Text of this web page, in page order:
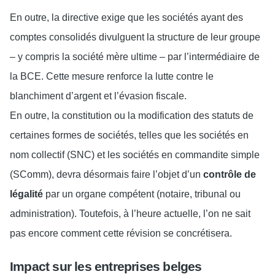
En outre, la directive exige que les sociétés ayant des
comptes consolidés divulguent la structure de leur groupe
– y compris la société mère ultime – par l’intermédiaire de
la BCE. Cette mesure renforce la lutte contre le
blanchiment d’argent et l’évasion fiscale.
En outre, la constitution ou la modification des statuts de
certaines formes de sociétés, telles que les sociétés en
nom collectif (SNC) et les sociétés en commandite simple
(SComm), devra désormais faire l’objet d’un contrôle de
légalité par un organe compétent (notaire, tribunal ou
administration). Toutefois, à l’heure actuelle, l’on ne sait
pas encore comment cette révision se concrétisera.
Impact sur les entreprises belges